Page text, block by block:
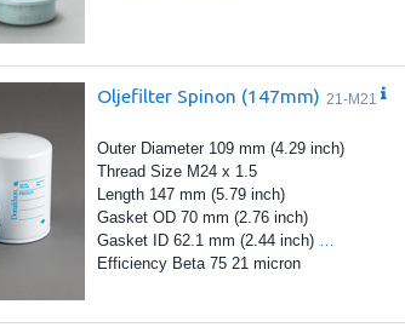
Oljefilter Spinon (147mm) 21-M21
Outer Diameter 109 mm (4.29 inch)
Thread Size M24 x 1.5
Length 147 mm (5.79 inch)
Gasket OD 70 mm (2.76 inch)
Gasket ID 62.1 mm (2.44 inch)
Efficiency Beta 75 21 micron